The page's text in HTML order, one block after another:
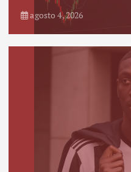
agosto 4, 2026